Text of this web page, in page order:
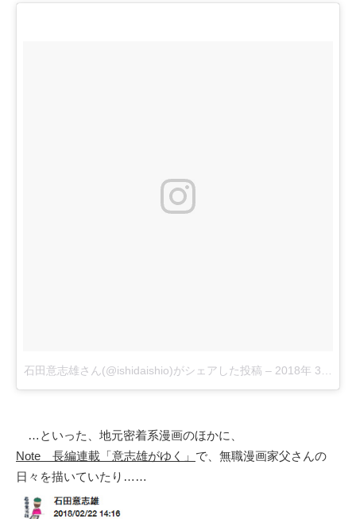
石田意志雄さん(@ishidaishio)がシェアした投稿 – 2018年 3月月1
…といった、地元密着系漫画のほかに、
Note 長編連載「意志雄がゆく」 で、無職漫画家父さんの
日々を描いていたり……